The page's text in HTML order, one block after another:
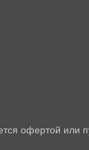
офертой или